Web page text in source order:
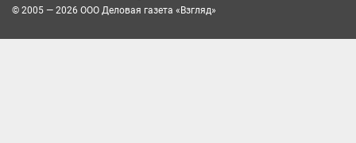
© 2005 — 2026 ООО Деловая газета «Взгляд»